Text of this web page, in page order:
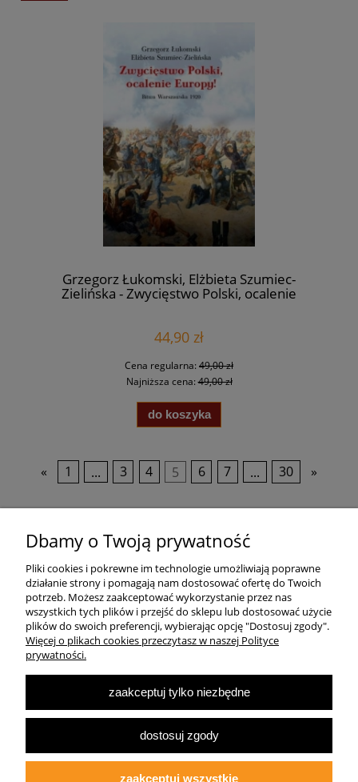
Grzegorz Łukomski, Elżbieta Szumiec-
Zielińska - Zwycięstwo Polski, ocalenie
Europy! Bitwa Warszawska 1920
44,90 zł
Cena regularna: 49,00 zł
Najniższa cena:49,00 zł
do koszyka
« 1 ... 3 4 5 6 7 ... 30 »
Pomoc
Dostawa
Moje konto
Największa Księgarnia Internetowa Po Prawej Stronie, ulubiona księgarnia
Multibook.pl- Wszelkie prawa zastrzeżone.
Księgarnia prawicowa, prawicowe książki, katolicyzm, tradycjonalizm, patriotyzm,
ekonomia wolnorynkowa, konserwatyzm, literatura dziecięca, audiobooki, ebooki,
Dbamy o Twoją prywatność
Pliki cookies i pokrewne im technologie umożliwiają poprawne
działanie strony i pomagają nam dostosować ofertę do Twoich
potrzeb. Możesz zaakceptować wykorzystanie przez nas
wszystkich tych plików i przejść do sklepu lub dostosować użycie
plików do swoich preferencji, wybierając opcję "Dostosuj zgody".
Więcej o plikach cookies przeczytasz w naszej Polityce
prywatności.
zaakceptuj tylko niezbędne
dostosuj zgody
zaakceptuj wszystkie